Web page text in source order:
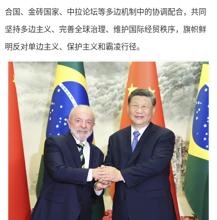
合国、金砖国家、中拉论坛等多边机制中的协调配合，共同
坚持多边主义、完善全球治理、维护国际经贸秩序，旗帜鲜
明反对单边主义、保护主义和霸凌行径。